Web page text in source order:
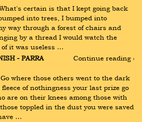
certain is that I kept going back
into trees, I bumped into
way through a forest of chairs and
by a thread I would watch the
it was useless …
- PARRA
Continue reading ›
where those others went to the dark
of nothingness your last prize go
are on their knees among those with
toppled in the dust you were saved
…